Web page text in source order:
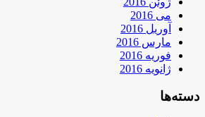
می 2016
آوریل 2016
مارس 2016
فوریه 2016
ژانویه 2016
دسته‌ها